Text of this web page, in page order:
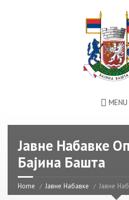
MENU
Јавне Набавке
Бајина Башта
Home Јавне Набавке Јавне